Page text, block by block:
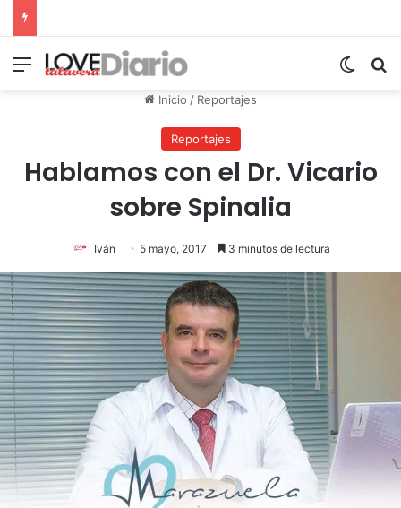
Menú
Inicio / Reportajes
Reportajes
Hablamos con el Dr. Vicario
sobre Spinalia
Iván 5 mayo, 2017 3 minutos de lectura